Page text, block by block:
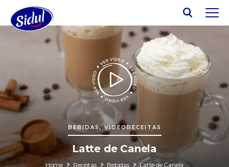
BEBIDAS, VIDEORECEITAS
Latte de Canela
Home Receitas Bebidas Latte de Canela